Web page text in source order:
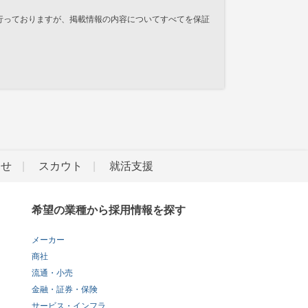
ておりますが、掲載情報の内容についてすべてを保証
スカウト 就活支援
希望の業種から採用情報を探す
メーカー
商社
流通・小売
金融・証券・保険
サービス・インフラ